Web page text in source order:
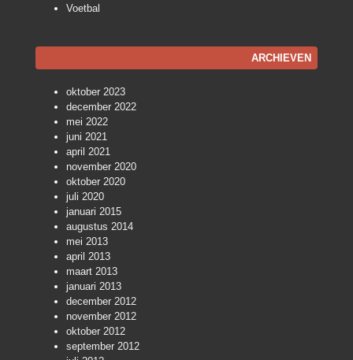
Voetbal
ARCHIEVEN
oktober 2023
december 2022
mei 2022
juni 2021
april 2021
november 2020
oktober 2020
juli 2020
januari 2015
augustus 2014
mei 2013
april 2013
maart 2013
januari 2013
december 2012
november 2012
oktober 2012
september 2012